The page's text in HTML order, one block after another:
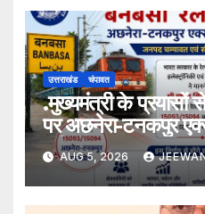
उत्तराखंड चंपावत
.मुख्यमंत्री के प्रयासों
पर अछनेरा-टनकपुर
स्वीकृत
AUG 5, 2026